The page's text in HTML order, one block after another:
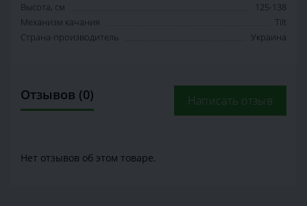
Высота, см
125-138
Механизм качания
Tilt
Страна-производитель
Украина
Отзывов (0) Написать отзыв
Нет отзывов об этом товаре.